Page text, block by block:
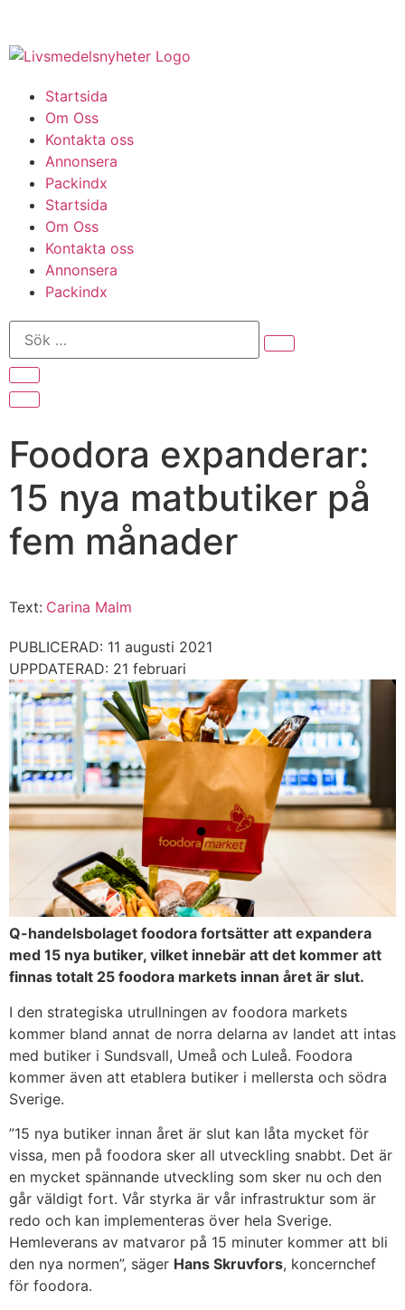
Startsida
Om Oss
Kontakta oss
Annonsera
Packindx
Startsida
Om Oss
Kontakta oss
Annonsera
Packindx
Foodora expanderar:
15 nya matbutiker på
fem månader
Text: Carina Malm
PUBLICERAD: 11 augusti 2021
UPPDATERAD: 21 februari
Q-handelsbolaget foodora fortsätter att expandera
med 15 nya butiker, vilket innebär att det kommer att
finnas totalt 25 foodora markets innan året är slut.
I den strategiska utrullningen av foodora markets
kommer bland annat de norra delarna av landet att intas
med butiker i Sundsvall, Umeå och Luleå. Foodora
kommer även att etablera butiker i mellersta och södra
Sverige.
”15 nya butiker innan året är slut kan låta mycket för
vissa, men på foodora sker all utveckling snabbt. Det är
en mycket spännande utveckling som sker nu och den
går väldigt fort. Vår styrka är vår infrastruktur som är
redo och kan implementeras över hela Sverige.
Hemleverans av matvaror på 15 minuter kommer att bli
den nya normen”, säger Hans Skruvfors, koncernchef
för foodora.